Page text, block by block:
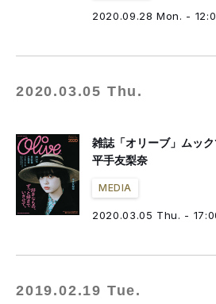
2020.09.28 Mon. -
2020.03.05 Thu.
雑誌「オリーブ」ムッ
平手友梨奈
MEDIA
2020.03.05 Thu. -
2019.02.19 Tue.